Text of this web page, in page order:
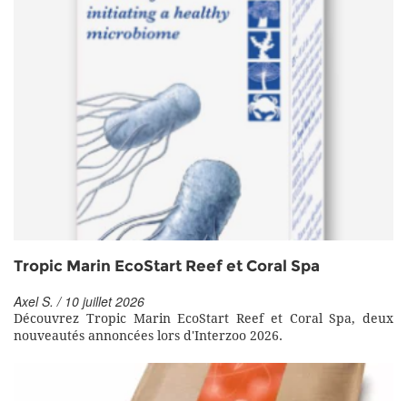
Tropic Marin EcoStart Reef et Coral Spa
Axel S. / 10 juillet 2026
Découvrez Tropic Marin EcoStart Reef et Coral Spa, deux
nouveautés annoncées lors d'Interzoo 2026.